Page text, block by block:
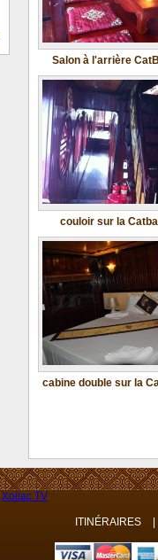
Salon à l'arrière
couloir sur la
cabine double sur la
Xoilac TV
ITINÉRAIRES